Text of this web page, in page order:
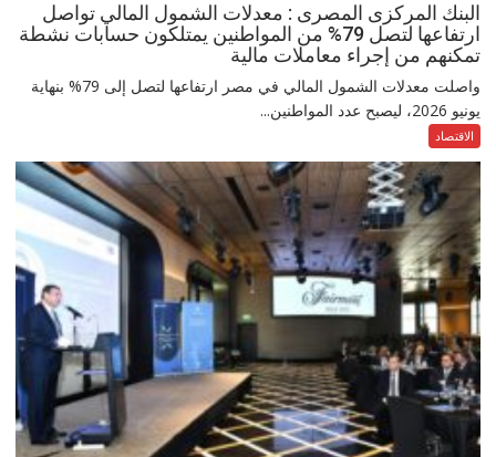
البنك المركزى المصرى : معدلات الشمول المالي تواصل
ارتفاعها لتصل 79% من المواطنين يمتلكون حسابات نشطة
تمكنهم من إجراء معاملات مالية
واصلت معدلات الشمول المالي في مصر ارتفاعها لتصل إلى 79% بنهاية
يونيو 2026، ليصبح عدد المواطنين...
الاقتصاد